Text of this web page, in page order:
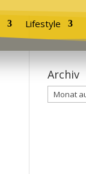
Lifestyle
Archiv
Archiv